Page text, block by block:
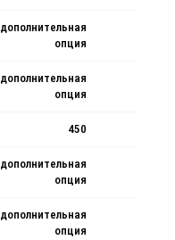
дополнительная
опция
дополнительная
опция
450
дополнительная
опция
дополнительная
опция